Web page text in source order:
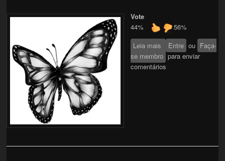
Vote
44%
56%
Leia mais sobre SELETIVA
Entre ou Faça-
se membro para enviar
comentários